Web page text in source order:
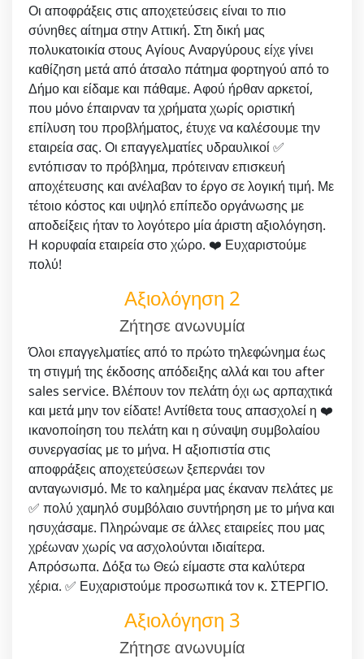
Οι αποφράξεις στις αποχετεύσεις είναι το πιο
σύνηθες αίτημα στην Αττική. Στη δική μας
πολυκατοικία στους Αγίους Αναργύρους είχε γίνει
καθίζηση μετά από άτσαλο πάτημα φορτηγού από το
Δήμο και είδαμε και πάθαμε. Αφού ήρθαν αρκετοί,
που μόνο έπαιρναν τα χρήματα χωρίς οριστική
επίλυση του προβλήματος, έτυχε να καλέσουμε την
εταιρεία σας. Οι επαγγελματίες υδραυλικοί ✅
εντόπισαν το πρόβλημα, πρότειναν επισκευή
αποχέτευσης και ανέλαβαν το έργο σε λογική τιμή. Με
τέτοιο κόστος και υψηλό επίπεδο οργάνωσης με
αποδείξεις ήταν το λογότερο μία άριστη αξιολόγηση.
Η κορυφαία εταιρεία στο χώρο. ❤️ Ευχαριστούμε
πολύ!
Αξιολόγηση 2
Ζήτησε ανωνυμία
Όλοι επαγγελματίες από το πρώτο τηλεφώνημα έως
τη στιγμή της έκδοσης απόδειξης αλλά και του after
sales service. Βλέπουν τον πελάτη όχι ως αρπαχτικά
και μετά μην τον είδατε! Αντίθετα τους απασχολεί η ❤️
ικανοποίηση του πελάτη και η σύναψη συμβολαίου
συνεργασίας με το μήνα. Η αξιοπιστία στις
αποφράξεις αποχετεύσεων ξεπερνάει τον
ανταγωνισμό. Με το καλημέρα μας έκαναν πελάτες με
✅ πολύ χαμηλό συμβόλαιο συντήρηση με το μήνα και
ησυχάσαμε. Πληρώναμε σε άλλες εταιρείες που μας
χρέωναν χωρίς να ασχολούνται ιδιαίτερα.
Απρόσωπα. Δόξα τω Θεώ είμαστε στα καλύτερα
χέρια. ✅ Ευχαριστούμε προσωπικά τον κ. ΣΤΕΡΓΙΟ.
Αξιολόγηση 3
Ζήτησε ανωνυμία